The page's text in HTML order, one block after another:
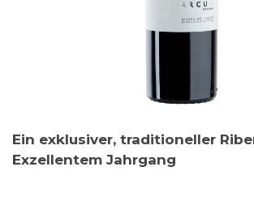
Anfang
der
Ein exklusiver, traditioneller
Exzellentem Jahrgang